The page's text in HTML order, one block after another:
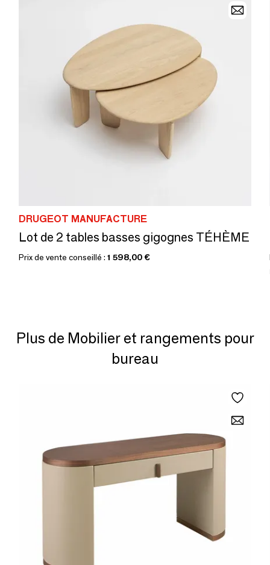
DRUGEOT MANUFACTURE
Lot de 2 tables basses gigognes TÉHÈME
Prix de vente conseillé : 1 598,00 €
Plus de Mobilier et rangements pour
bureau